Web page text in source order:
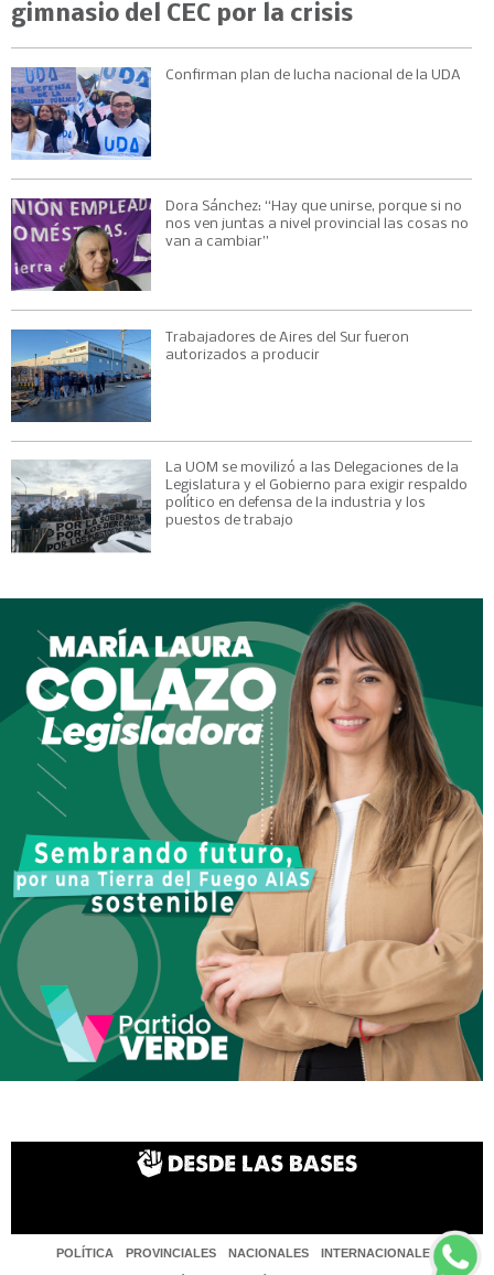
gimnasio del CEC por la crisis
Confirman plan de lucha nacional de la UDA
Dora Sánchez: “Hay que unirse, porque si no
nos ven juntas a nivel provincial las cosas no
van a cambiar”
Trabajadores de Aires del Sur fueron
autorizados a producir
La UOM se movilizó a las Delegaciones de la
Legislatura y el Gobierno para exigir respaldo
político en defensa de la industria y los
puestos de trabajo
POLÍTICA PROVINCIALES NACIONALES INTERNACIONALES